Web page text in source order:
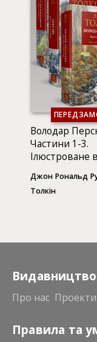
Володар
Частини 1-3.
Ілюстроване
Джон Рональд
Толкін
Видавництво
Про нас Проекти
Правила та